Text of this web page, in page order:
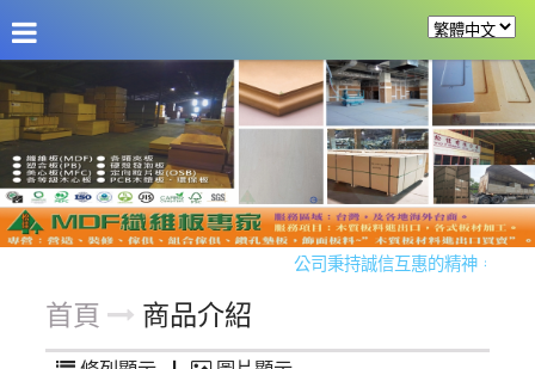
公司資訊 訊息發佈 商品介紹 實例分享 留言板
公司秉持誠信互惠的精神，歡迎
首頁 商品介紹